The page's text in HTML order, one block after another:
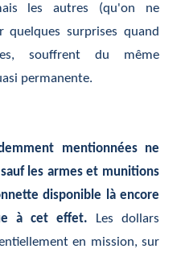
les autres (qu'on ne
surprises quand
souffrent du même
permanente.
mentionnées ne
les armes et munitions
disponible là encore
à cet effet. Les dollars
en mission, sur